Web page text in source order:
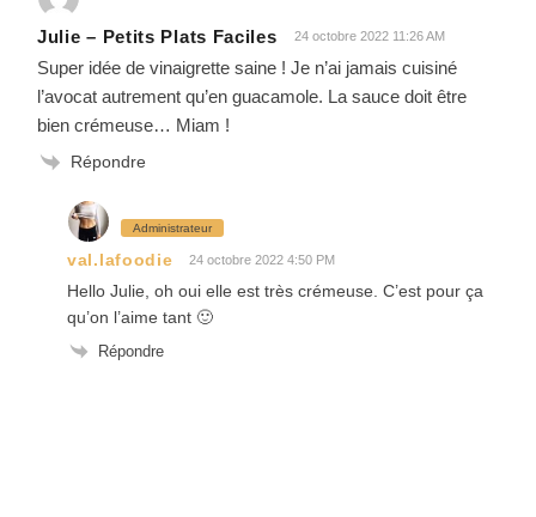
Julie – Petits Plats Faciles 24 octobre 2022 11:26 AM
Super idée de vinaigrette saine ! Je n’ai jamais cuisiné
l’avocat autrement qu’en guacamole. La sauce doit être
bien crémeuse… Miam !
Répondre
Administrateur
val.lafoodie 24 octobre 2022 4:50 PM
Hello Julie, oh oui elle est très crémeuse. C’est pour ça
qu’on l’aime tant 🙂
Répondre